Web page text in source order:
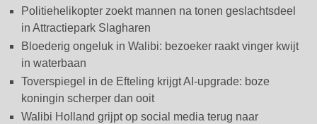
Politiehelikopter zoekt mannen na tonen geslachtsdeel
in Attractiepark Slagharen
Bloederig ongeluk in Walibi: bezoeker raakt vinger kwijt
in waterbaan
Toverspiegel in de Efteling krijgt AI-upgrade: boze
koningin scherper dan ooit
Walibi Holland grijpt op social media terug naar